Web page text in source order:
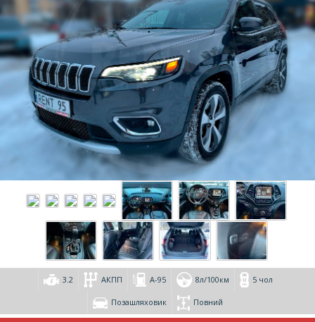
3.2 АКПП А-95 8л/100км 5 чол
Позашляховик Повний